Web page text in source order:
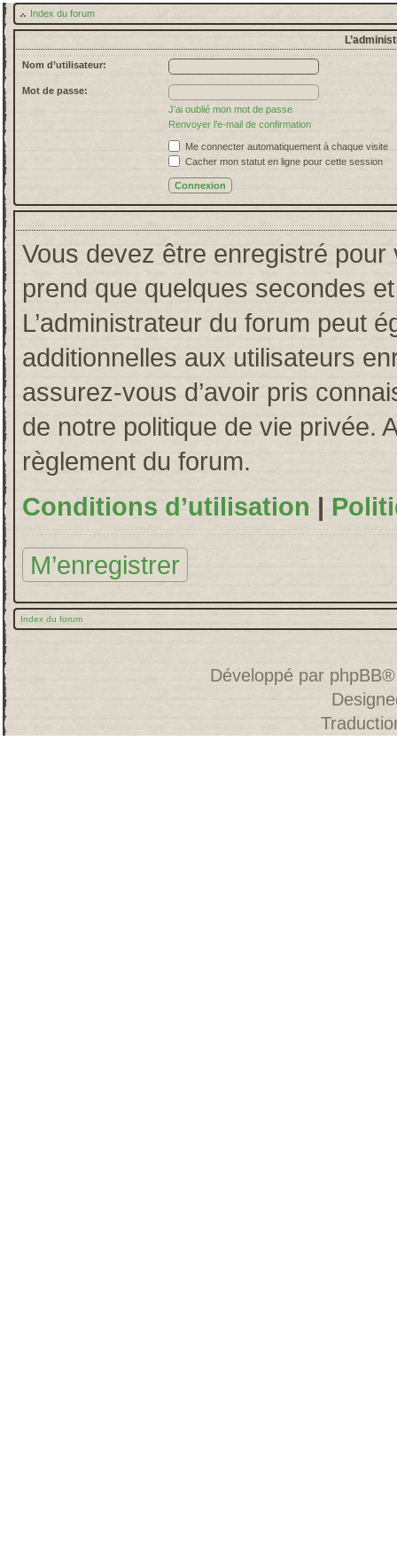
Index du forum
Nom d’utilisateur:
Mot de passe:
J’ai oublié mon mot de passe
Renvoyer l’e-mail de confirmation
Me connecter automatiquement à chaque visite
Cacher mon statut en ligne pour cette session
Vous devez être enregistré pour
prend que quelques secondes
L’administrateur du forum peut
additionnelles aux utilisateurs
assurez-vous d’avoir pris
de notre politique de vie privée.
règlement du forum.
Conditions d’utilisation |
M’enregistrer
Index du forum
Développé par phpBB®